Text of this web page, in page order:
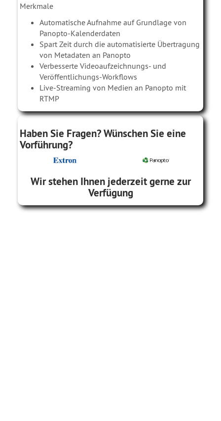
Merkmale
Automatische Aufnahme auf Grundlage von
Panopto-Kalenderdaten
Spart Zeit durch die automatisierte Übertragung
von Metadaten an Panopto
Verbesserte Videoaufzeichnungs- und
Veröffentlichungs-Workflows
Live-Streaming von Medien an Panopto mit
RTMP
Haben Sie Fragen? Wünschen Sie eine
Vorführung?
Wir stehen Ihnen jederzeit gerne zur
Verfügung